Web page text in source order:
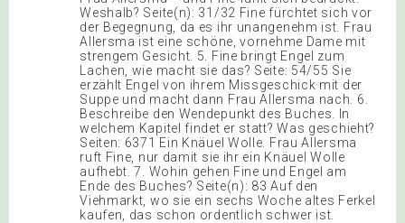
Weshalb? Seite(n): 31/32 Fine fürchtet sich vor
der Begegnung, da es ihr unangenehm ist. Frau
Allersma ist eine schöne, vornehme Dame mit
strengem Gesicht. 5. Fine bringt Engel zum
Lachen, wie macht sie das? Seite: 54/55 Sie
erzählt Engel von ihrem Missgeschick mit der
Suppe und macht dann Frau Allersma nach. 6.
Beschreibe den Wendepunkt des Buches. In
welchem Kapitel findet er statt? Was geschieht?
Seiten: 6371 Ein Knäuel Wolle. Frau Allersma
ruft Fine, nur damit sie ihr ein Knäuel Wolle
aufhebt. 7. Wohin gehen Fine und Engel am
Ende des Buches? Seite(n): 83 Auf den
Viehmarkt, wo sie ein sechs Woche altes Ferkel
kaufen, das schon ordentlich schwer ist.